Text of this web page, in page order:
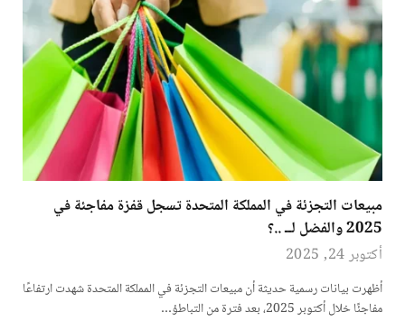
مبيعات التجزئة في المملكة المتحدة تسجل قفزة مفاجئة في
2025 والفضل لــ ..؟
أكتوبر 24, 2025
أظهرت بيانات رسمية حديثة أن مبيعات التجزئة في المملكة المتحدة شهدت ارتفاعًا
مفاجئًا خلال أكتوبر 2025، بعد فترة من التباطؤ…